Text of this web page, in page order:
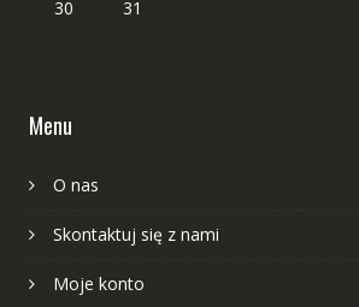
30
31
Menu
O nas
Skontaktuj się z nami
Moje konto